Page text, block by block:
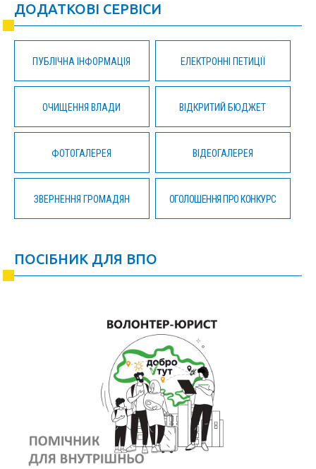
ДОДАТКОВІ СЕРВІСИ
ПУБЛІЧНА ІНФОРМАЦІЯ ЕЛЕКТРОННІ ПЕТИЦІЇ
ОЧИЩЕННЯ ВЛАДИ ВІДКРИТИЙ БЮДЖЕТ
ФОТОГАЛЕРЕЯ ВІДЕОГАЛЕРЕЯ
ЗВЕРНЕННЯ ГРОМАДЯН ОГОЛОШЕННЯ ПРО КОНКУРС
ПОСІБНИК ДЛЯ ВПО